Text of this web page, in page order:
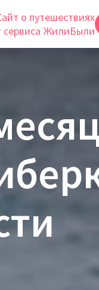
о путешествиях
сервиса ЖилиБыли